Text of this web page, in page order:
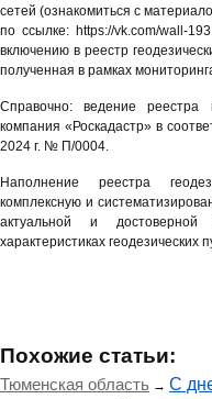
сетей (ознакомиться с
по ссылке: https://vk.com/wall-
включению в реестр
полученная в рамках
Справочно: ведение реестра
компания «Роскадастр» в
2024 г. № П/0004.
Наполнение реестра
комплексную и
актуальной и
характеристиках
Похожие статьи:
Тюменская область → С